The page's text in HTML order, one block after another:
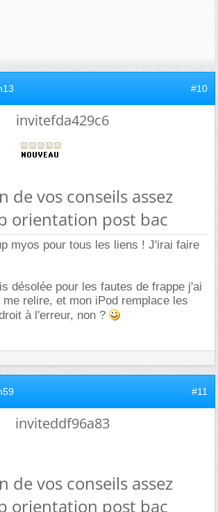
#10
invitefda429c6
de vos conseils assez
orientation post bac
myos pour tous les liens ! J'irai faire
désolée pour les fautes de frappe j'ai
me relire, et mon iPod remplace les
à l'erreur, non ?
#11
inviteddf96a83
de vos conseils assez
orientation post bac